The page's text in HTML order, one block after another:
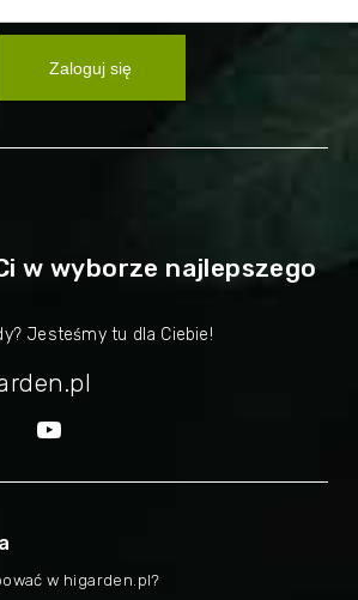
Zaloguj się
w wyborze najlepszego
w higarden.pl?